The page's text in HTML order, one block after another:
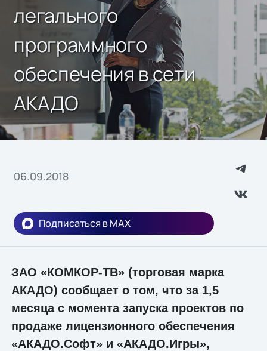
легального
программного
обеспечения в сети
АКАДО
06.09.2018
Подписаться в MAX
ЗАО «КОМКОР-ТВ» (торговая марка
АКАДО) сообщает о том, что за 1,5
месяца с момента запуска проектов по
продаже лицензионного обеспечения
«АКАДО.Софт» и «АКАДО.Игры»,